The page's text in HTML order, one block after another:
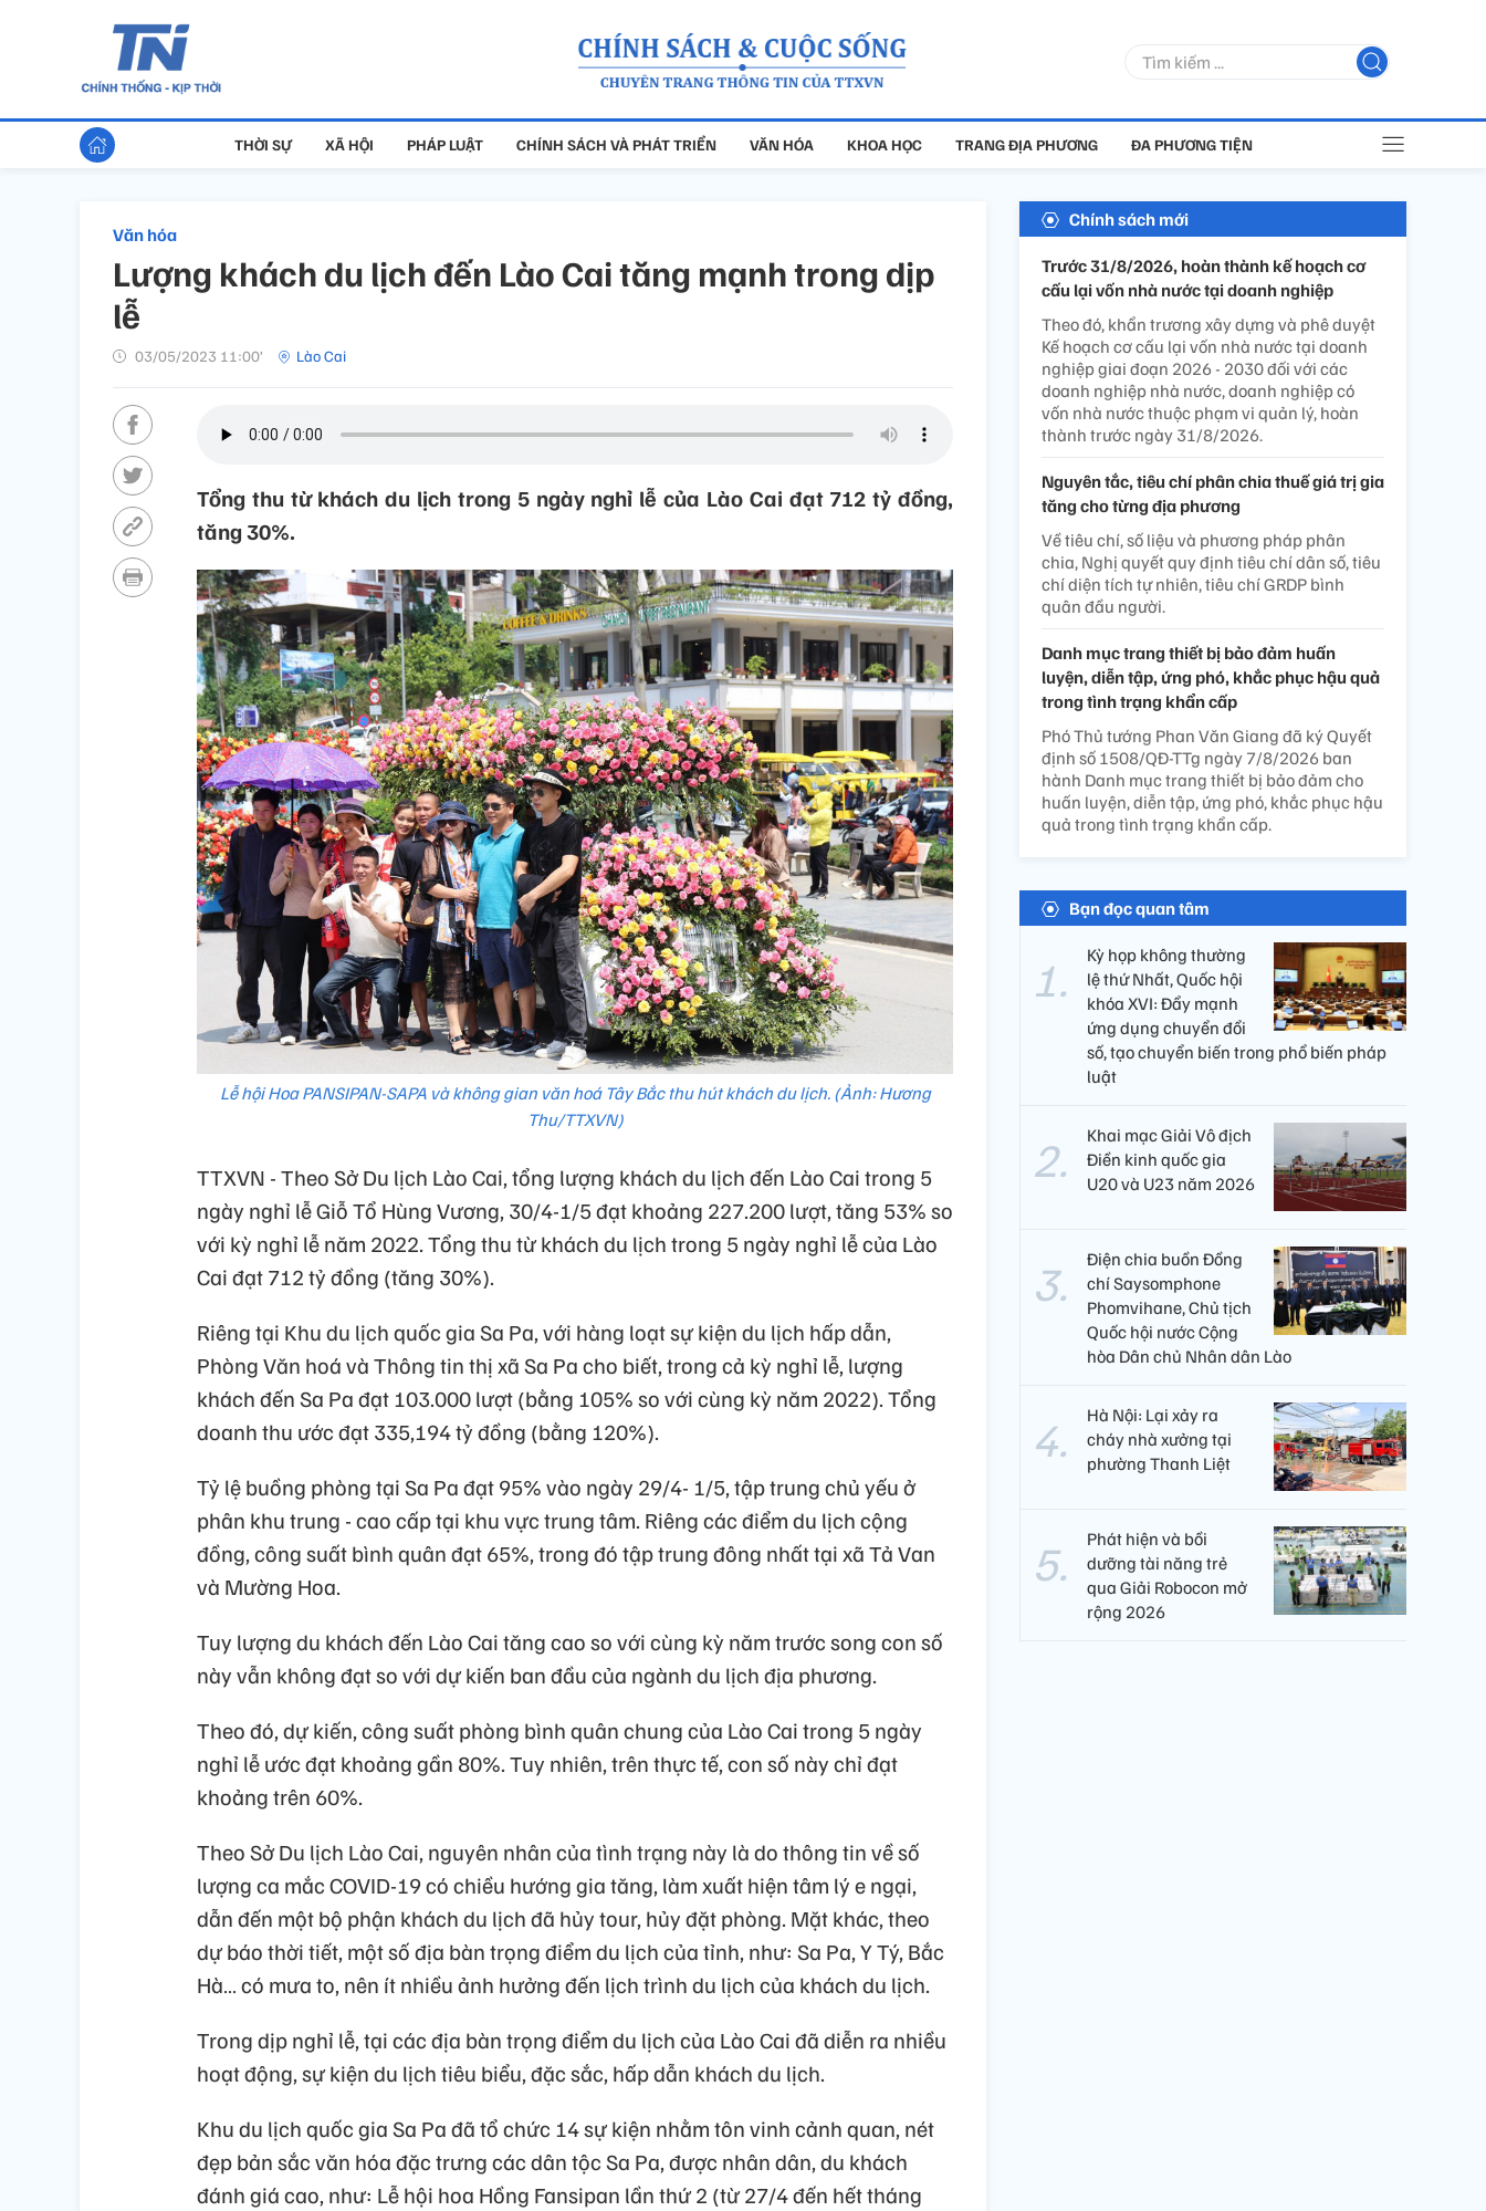
THỜI SỰ XÃ HỘI PHÁP LUẬT CHÍNH SÁCH VÀ PHÁT TRIỂN VĂN HÓA KHOA HỌC TRANG ĐỊA PHƯƠNG ĐA PHƯƠNG TIỆN
Văn hóa
Lượng khách du lịch đến Lào Cai tăng mạnh trong dịp
lễ
03/05/2023 11:00’ Lào Cai
Tổng thu từ khách du lịch trong 5 ngày nghỉ lễ của Lào Cai đạt 712 tỷ đồng,
tăng 30%.
Lễ hội Hoa PANSIPAN-SAPA và không gian văn hoá Tây Bắc thu hút khách du lịch. (Ảnh: Hương
Thu/TTXVN)
TTXVN - Theo Sở Du lịch Lào Cai, tổng lượng khách du lịch đến Lào Cai trong 5
ngày nghỉ lễ Giỗ Tổ Hùng Vương, 30/4-1/5 đạt khoảng 227.200 lượt, tăng 53% so
với kỳ nghỉ lễ năm 2022. Tổng thu từ khách du lịch trong 5 ngày nghỉ lễ của Lào
Cai đạt 712 tỷ đồng (tăng 30%).
Riêng tại Khu du lịch quốc gia Sa Pa, với hàng loạt sự kiện du lịch hấp dẫn,
Phòng Văn hoá và Thông tin thị xã Sa Pa cho biết, trong cả kỳ nghỉ lễ, lượng
khách đến Sa Pa đạt 103.000 lượt (bằng 105% so với cùng kỳ năm 2022). Tổng
doanh thu ước đạt 335,194 tỷ đồng (bằng 120%).
Tỷ lệ buồng phòng tại Sa Pa đạt 95% vào ngày 29/4- 1/5, tập trung chủ yếu ở
phân khu trung - cao cấp tại khu vực trung tâm. Riêng các điểm du lịch cộng
đồng, công suất bình quân đạt 65%, trong đó tập trung đông nhất tại xã Tả Van
và Mường Hoa.
Tuy lượng du khách đến Lào Cai tăng cao so với cùng kỳ năm trước song con số
này vẫn không đạt so với dự kiến ban đầu của ngành du lịch địa phương.
Theo đó, dự kiến, công suất phòng bình quân chung của Lào Cai trong 5 ngày
nghỉ lễ ước đạt khoảng gần 80%. Tuy nhiên, trên thực tế, con số này chỉ đạt
khoảng trên 60%.
Theo Sở Du lịch Lào Cai, nguyên nhân của tình trạng này là do thông tin về số
lượng ca mắc COVID-19 có chiều hướng gia tăng, làm xuất hiện tâm lý e ngại,
dẫn đến một bộ phận khách du lịch đã hủy tour, hủy đặt phòng. Mặt khác, theo
dự báo thời tiết, một số địa bàn trọng điểm du lịch của tỉnh, như: Sa Pa, Y Tý, Bắc
Hà… có mưa to, nên ít nhiều ảnh hưởng đến lịch trình du lịch của khách du lịch.
Trong dịp nghỉ lễ, tại các địa bàn trọng điểm du lịch của Lào Cai đã diễn ra nhiều
hoạt động, sự kiện du lịch tiêu biểu, đặc sắc, hấp dẫn khách du lịch.
Khu du lịch quốc gia Sa Pa đã tổ chức 14 sự kiện nhằm tôn vinh cảnh quan, nét
đẹp bản sắc văn hóa đặc trưng các dân tộc Sa Pa, được nhân dân, du khách
đánh giá cao, như: Lễ hội hoa Hồng Fansipan lần thứ 2 (từ 27/4 đến hết tháng
Chính sách mới
Trước 31/8/2026, hoàn thành kế hoạch cơ
cấu lại vốn nhà nước tại doanh nghiệp
Theo đó, khẩn trương xây dựng và phê duyệt
Kế hoạch cơ cấu lại vốn nhà nước tại doanh
nghiệp giai đoạn 2026 - 2030 đối với các
doanh nghiệp nhà nước, doanh nghiệp có
vốn nhà nước thuộc phạm vi quản lý, hoàn
thành trước ngày 31/8/2026.
Nguyên tắc, tiêu chí phân chia thuế giá trị gia
tăng cho từng địa phương
Về tiêu chí, số liệu và phương pháp phân
chia, Nghị quyết quy định tiêu chí dân số, tiêu
chí diện tích tự nhiên, tiêu chí GRDP bình
quân đầu người.
Danh mục trang thiết bị bảo đảm huấn
luyện, diễn tập, ứng phó, khắc phục hậu quả
trong tình trạng khẩn cấp
Phó Thủ tướng Phan Văn Giang đã ký Quyết
định số 1508/QĐ-TTg ngày 7/8/2026 ban
hành Danh mục trang thiết bị bảo đảm cho
huấn luyện, diễn tập, ứng phó, khắc phục hậu
quả trong tình trạng khẩn cấp.
Bạn đọc quan tâm
Kỳ họp không thường
lệ thứ Nhất, Quốc hội
khóa XVI: Đẩy mạnh
ứng dụng chuyển đổi
số, tạo chuyển biến trong phổ biến pháp
luật
Khai mạc Giải Vô địch
Điền kinh quốc gia
U20 và U23 năm 2026
Điện chia buồn Đồng
chí Saysomphone
Phomvihane, Chủ tịch
Quốc hội nước Cộng
hòa Dân chủ Nhân dân Lào
Hà Nội: Lại xảy ra
cháy nhà xưởng tại
phường Thanh Liệt
Phát hiện và bồi
dưỡng tài năng trẻ
qua Giải Robocon mở
rộng 2026